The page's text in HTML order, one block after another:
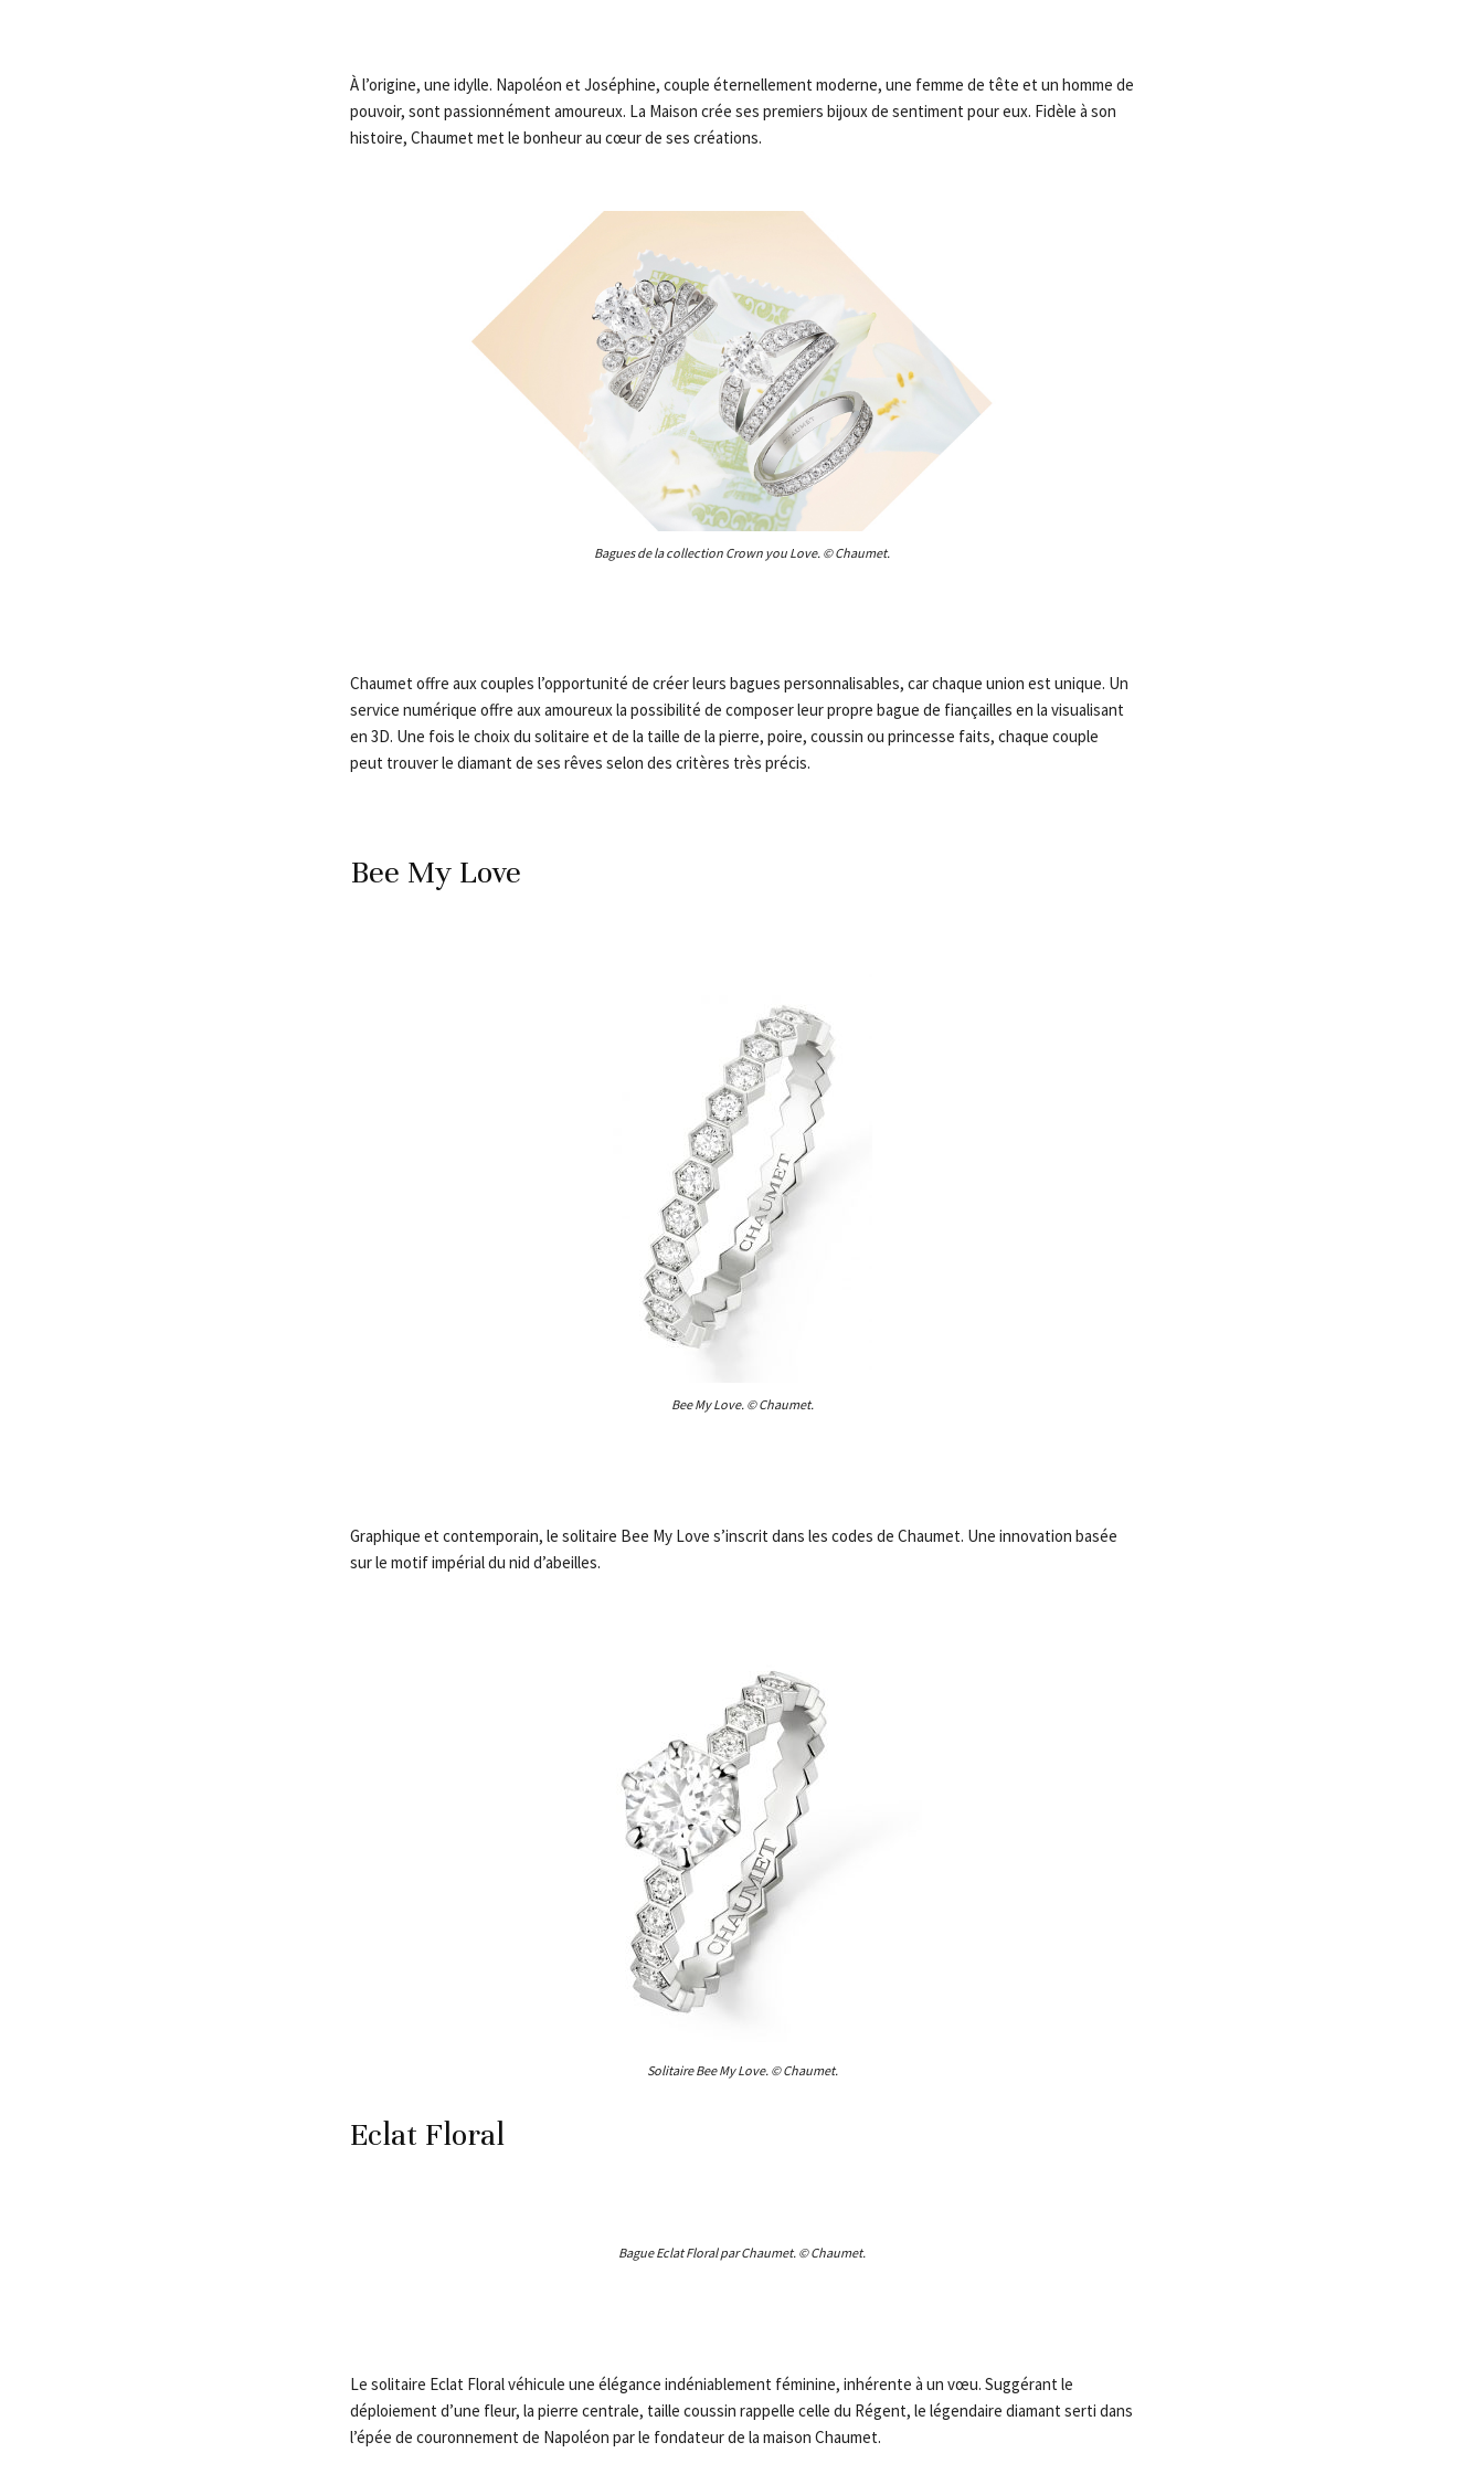
À l’origine, une idylle. Napoléon et Joséphine, couple éternellement moderne, une femme de tête et un homme de
pouvoir, sont passionnément amoureux. La Maison crée ses premiers bijoux de sentiment pour eux. Fidèle à son
histoire, Chaumet met le bonheur au cœur de ses créations.
Bagues de la collection Crown you Love. © Chaumet.
Chaumet offre aux couples l’opportunité de créer leurs bagues personnalisables, car chaque union est unique. Un
service numérique offre aux amoureux la possibilité de composer leur propre bague de fiançailles en la visualisant
en 3D. Une fois le choix du solitaire et de la taille de la pierre, poire, coussin ou princesse faits, chaque couple
peut trouver le diamant de ses rêves selon des critères très précis.
Bee My Love
Bee My Love. © Chaumet.
Graphique et contemporain, le solitaire Bee My Love s’inscrit dans les codes de Chaumet. Une innovation basée
sur le motif impérial du nid d’abeilles.
Solitaire Bee My Love. © Chaumet.
Eclat Floral
Bague Eclat Floral par Chaumet. © Chaumet.
Le solitaire Eclat Floral véhicule une élégance indéniablement féminine, inhérente à un vœu. Suggérant le
déploiement d’une fleur, la pierre centrale, taille coussin rappelle celle du Régent, le légendaire diamant serti dans
l’épée de couronnement de Napoléon par le fondateur de la maison Chaumet.